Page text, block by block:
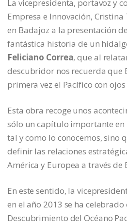
La vicepresidenta, portavoz y
Empresa e Innovación,
en Badajoz a la presentación
fantástica historia de un
Feliciano Correa, que al
descubridor nos recuerda que
primera vez el Pacífico con
Esta obra recoge unos
sólo un capítulo importante
tal y como lo conocemos, sino
definir las relaciones
América y Europea a través de
En este sentido, la
en el año 2013 se ha celebrado
Descubrimiento del Océano